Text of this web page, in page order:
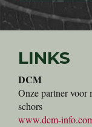
LINKS
DCM
Onze partner voor
schors
www.dcm-